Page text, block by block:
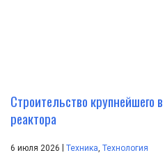
Строительство крупнейшего
реактора
6 июля 2026 Техника, Технология